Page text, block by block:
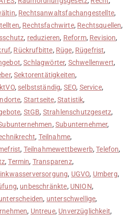
, Rechtsanwaltsfachangestellte,
, Rechtsfachwirte, Rechtsquellen,
, reduzieren, Reform, Revision,
, Rückrufbitte, Rüge, Rügefrist,
,Schlagwörter, Schwellenwert,
,Sektorentätigkeiten,
, selbstständig, SEO, Service,
, Startseite, Statistik,
, StGB, Strahlenschutzgesetz,
, Subunternehmer,
, Teilnahme,
, Teilnahmewettbewerb,Telefon,
,Termin, Transparenz,
, UGVO, Umberg,
, unbeschränkte, UNION,
, unterschwellige,
, Untreue, Unverzüglichkeit,